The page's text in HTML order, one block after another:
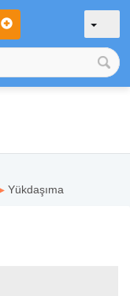
▸ Yükdaşıma